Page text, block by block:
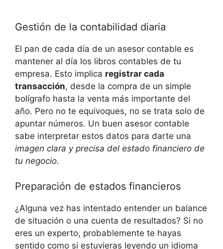
Gestión de la contabilidad diaria
El pan de ​cada día ⁤de un ​asesor contable es⁣
mantener al día‍ los​ libros contables de tu
empresa. Esto ⁤implica registrar cada
transacción, desde la compra de un ⁣simple
bolígrafo hasta la venta ⁢más importante del
año. ​Pero no⁣ te equivoques, no se trata solo de
apuntar números. Un ⁢buen asesor contable⁢
sabe ⁢interpretar estos ​datos para darte una
imagen⁢ clara y⁣ precisa del‌ estado financiero de
tu ⁣negocio.
Preparación de estados financieros
¿Alguna vez has​ intentado ⁣entender un balance
de situación o⁢ una⁤ cuenta de resultados? Si no
eres un experto, probablemente te hayas
⁣sentido como si estuvieras leyendo un idioma